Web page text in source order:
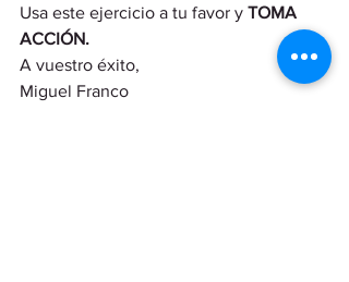
Usa este ejercicio a tu favor y TOMA
ACCIÓN.
A vuestro éxito,
Miguel Franco